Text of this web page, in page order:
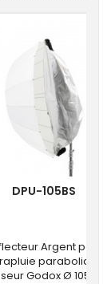
DPU-105BS
Argent pour
parabolique
Godox Ø 105 cm